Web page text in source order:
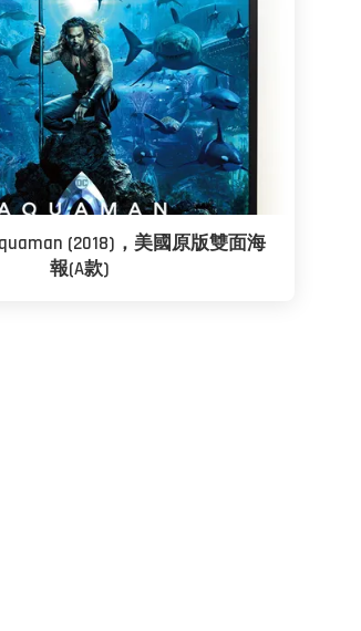
(2018)，美國原版雙面海
報(A款)